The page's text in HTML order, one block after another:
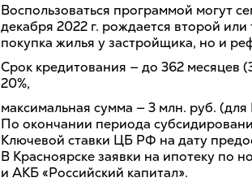
Воспользоваться программой могут
декабря 2022 г. рождается второй
покупка жилья у застройщика, но и
Срок кредитования — до 362 месяцев
20%,
максимальная сумма — 3 млн. руб. (для
По окончании периода
Ключевой ставки ЦБ РФ на дату
В Красноярске заявки на ипотеку по
и АКБ «Российский капитал».